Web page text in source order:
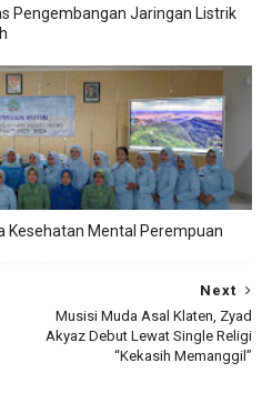
Pengembangan Jaringan Listrik
Kesehatan Mental Perempuan
Next
Musisi Muda Asal Klaten, Zyad
Akyaz Debut Lewat Single Religi
“Kekasih Memanggil”